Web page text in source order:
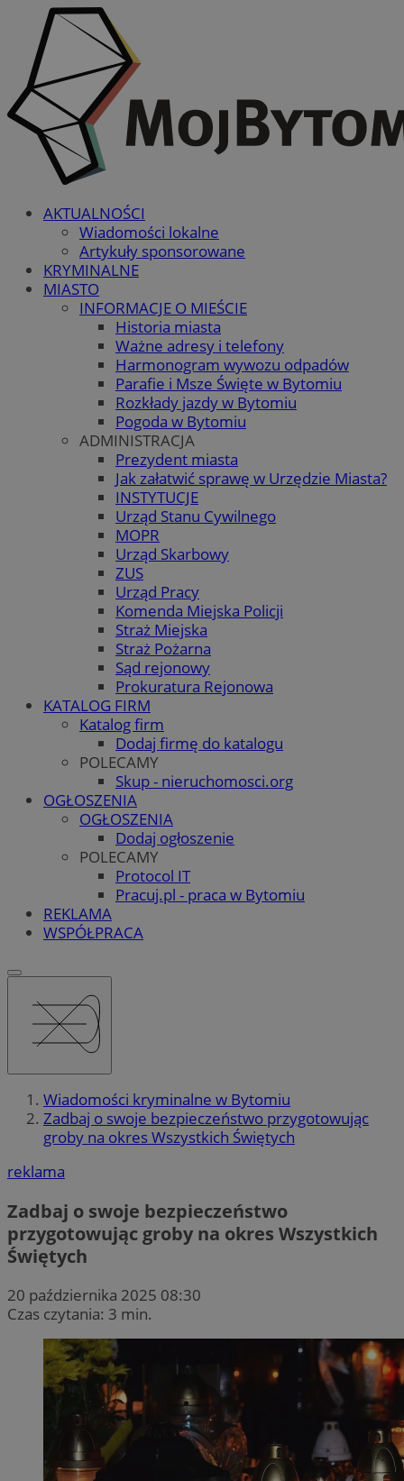
AKTUALNOŚCI
Wiadomości lokalne
Artykuły sponsorowane
KRYMINALNE
MIASTO
INFORMACJE O MIEŚCIE
Historia miasta
Ważne adresy i telefony
Harmonogram wywozu odpadów
Parafie i Msze Święte w Bytomiu
Rozkłady jazdy w Bytomiu
Pogoda w Bytomiu
ADMINISTRACJA
Prezydent miasta
Jak załatwić sprawę w Urzędzie Miasta?
INSTYTUCJE
Urząd Stanu Cywilnego
MOPR
Urząd Skarbowy
ZUS
Urząd Pracy
Komenda Miejska Policji
Straż Miejska
Straż Pożarna
Sąd rejonowy
Prokuratura Rejonowa
KATALOG FIRM
Katalog firm
Dodaj firmę do katalogu
POLECAMY
Skup - nieruchomosci.org
OGŁOSZENIA
OGŁOSZENIA
Dodaj ogłoszenie
POLECAMY
Protocol IT
Pracuj.pl - praca w Bytomiu
REKLAMA
WSPÓŁPRACA
Wiadomości kryminalne w Bytomiu
Zadbaj o swoje bezpieczeństwo przygotowując
groby na okres Wszystkich Świętych
reklama
Zadbaj o swoje bezpieczeństwo
przygotowując groby na okres Wszystkich
Świętych
20 października 2025 08:30
Czas czytania: 3 min.